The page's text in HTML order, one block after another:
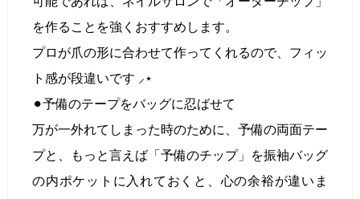
を作ることを強くおすすめします。
プロが爪の形に合わせて作ってくれるので、フィッ
ト感が段違いです ⸝⋆
⚫︎予備のテープをバッグに忍ばせて
万が一外れてしまった時のために、予備の両面テー
プと、もっと言えば「予備のチップ」を振袖バッグ
の内ポケットに入れておくと、心の余裕が違いま